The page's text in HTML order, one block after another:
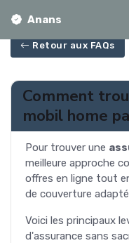
Anans
Retour aux FAQs
Comment
mobil home
Pour trouver une
meilleure approche
offres en ligne tout
de couverture
Voici les principaux
d'assurance sans